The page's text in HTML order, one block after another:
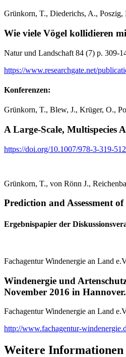
Grünkorn, T., Diederichs, A.,
Wie viele Vögel kollidieren
Natur und Landschaft 84 (7) p. 309-
https://www.researchgate.net/
Konferenzen:
Grünkorn, T., Blew, J., Krüger, O.,
A Large-Scale, Multispecies
https://doi.org/10.1007/978-3-319-
Grünkorn, T., von Rönn J.,
Prediction and Assessment
Ergebnispapier der
Fachagentur Windenergie an Land
Windenergie und
November 2016 in Hannover.
Fachagentur Windenergie an Land
http://www.fachagentur-
Weitere Informationen